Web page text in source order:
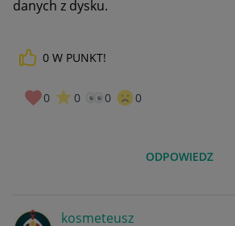
danych z dysku.
0 W PUNKT!
0 0 0 0
ODPOWIEDZ
kosmeteusz